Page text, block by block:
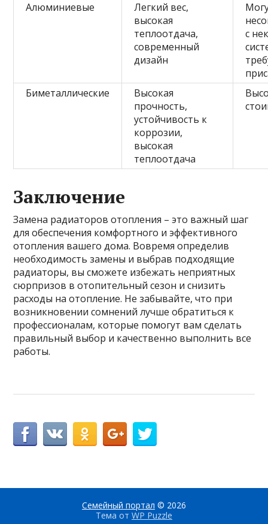
Алюминиевые
Легкий вес,
высокая
теплоотдача,
современный
дизайн
с
Биметаллические
Высокая
прочность,
устойчивость к
коррозии,
высокая
теплоотдача
Заключение
Замена радиаторов отопления – это важный шаг
для обеспечения комфортного и эффективного
отопления вашего дома. Вовремя определив
необходимость замены и выбрав подходящие
радиаторы, вы сможете избежать неприятных
сюрпризов в отопительный сезон и снизить
расходы на отопление. Не забывайте, что при
возникновении сомнений лучше обратиться к
профессионалам, которые помогут вам сделать
правильный выбор и качественно выполнить все
работы.
Семейный портал © 2026
Тема от WP Puzzle